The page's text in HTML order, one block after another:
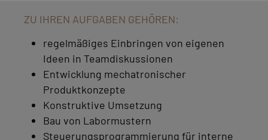
ZU IHREN AUFGABEN GEHÖREN:
regelmäßiges Einbringen von eigenen
Ideen in Teamdiskussionen
Entwicklung mechatronischer
Produktkonzepte
Konstruktive Umsetzung
Bau von Labormustern
Steuerungsprogrammierung für interne